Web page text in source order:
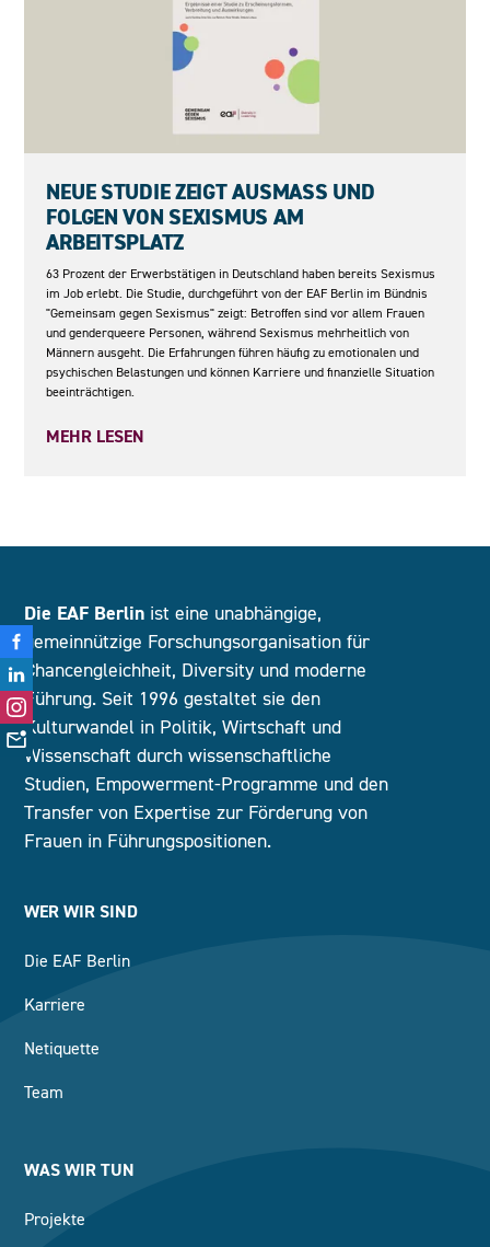
NEUE STUDIE ZEIGT AUSMASS UND F
OLGEN VON SEXISMUS AM A
RBEITSPLATZ
63 Prozent der Erwerbstätigen in Deutschland haben bereits Sexismus
im Job erlebt. Die Studie, durchgeführt von der EAF Berlin im Bündnis
"Gemeinsam gegen Sexismus" zeigt: Betroffen sind vor allem Frauen
und genderqueere Personen, während Sexismus mehrheitlich von
Männern ausgeht. Die Erfahrungen führen häufig zu emotionalen und
psychischen Belastungen und können Karriere und finanzielle Situation
beeinträchtigen.
MEHR LESEN
Die EAF Berlin ist eine unabhängige,
gemeinnützige Forschungsorganisation für
Chancengleichheit, Diversity und moderne
Führung. Seit 1996 gestaltet sie den
Kulturwandel in Politik, Wirtschaft und
Wissenschaft durch wissenschaftliche
Studien, Empowerment-Programme und den
Transfer von Expertise zur Förderung von
Frauen in Führungspositionen.
WER WIR SIND
Die EAF Berlin
Karriere
Netiquette
Team
WAS WIR TUN
Projekte